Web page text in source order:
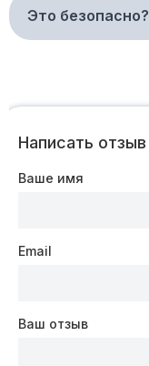
Это безопасно?
Написать отзыв
Ваше имя
Email
Ваш отзыв